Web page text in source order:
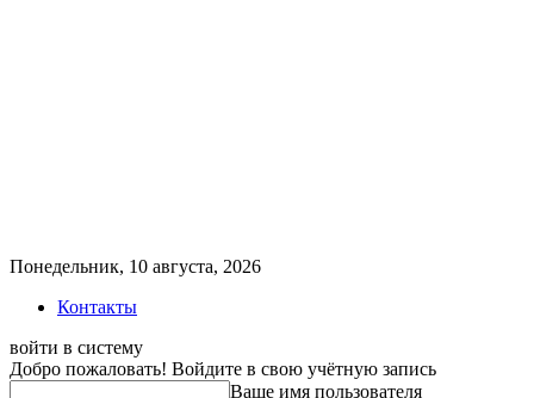
Понедельник, 10 августа, 2026
Контакты
войти в систему
Добро пожаловать! Войдите в свою учётную запись
Ваше имя пользователя